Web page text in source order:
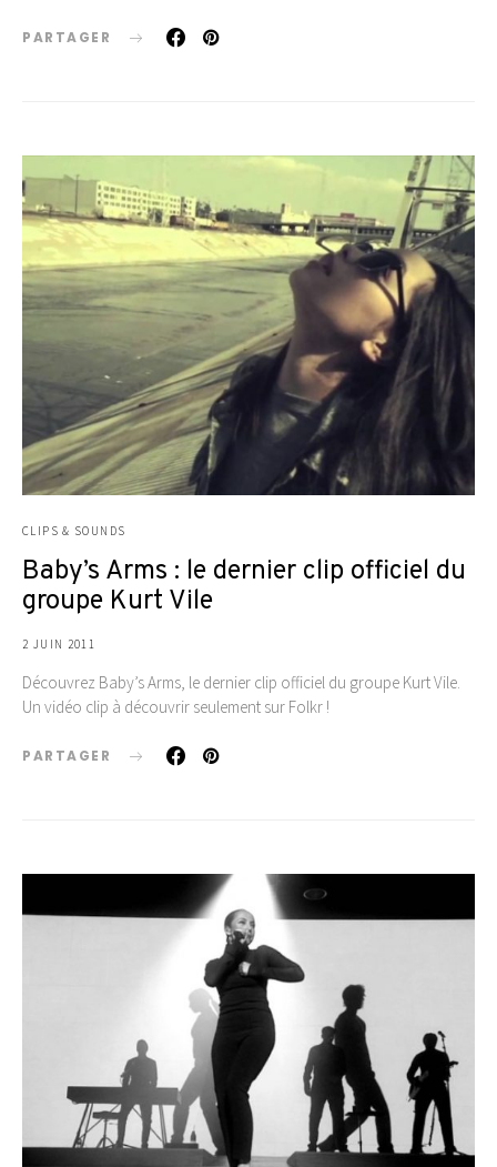
PARTAGER
CLIPS & SOUNDS
Baby’s Arms : le dernier clip officiel du
groupe Kurt Vile
2 JUIN 2011
Découvrez Baby’s Arms, le dernier clip officiel du groupe Kurt Vile.
Un vidéo clip à découvrir seulement sur Folkr !
PARTAGER